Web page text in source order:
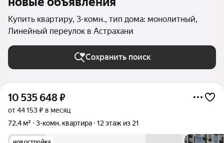
Купить квартиру, 3-комн., тип дома: монолитный,
Линейный переулок в Астрахани
Сохранить поиск
10 535 648₽
от 44 153 ₽ в месяц
72,4 м²
3-комн. квартира 12 этаж из 21